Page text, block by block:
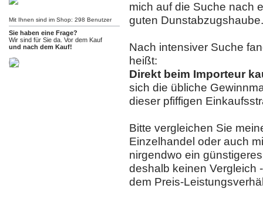
Mit Ihnen sind im Shop: 298 Benutzer
Sie haben eine Frage?
Wir sind für Sie da. Vor dem Kauf
und nach dem Kauf!
mich auf die Suche nach
guten Dunstabzugshaube.
Nach intensiver Suche
heißt:
Direkt beim Importeur
sich die übliche
dieser pfiffigen
Bitte vergleichen Sie
Einzelhandel oder auch
nirgendwo ein
deshalb keinen Vergleich
dem Preis-